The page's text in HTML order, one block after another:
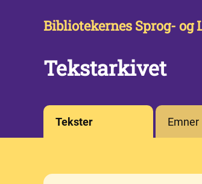
Bibliotekernes Sprog- og
Tekstarkivet
Tekster Emner